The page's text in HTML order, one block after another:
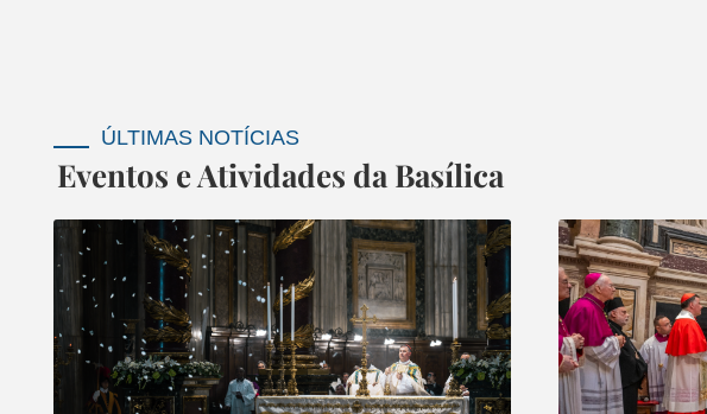
ÚLTIMAS NOTÍCIAS
Eventos e Atividades da Basílica